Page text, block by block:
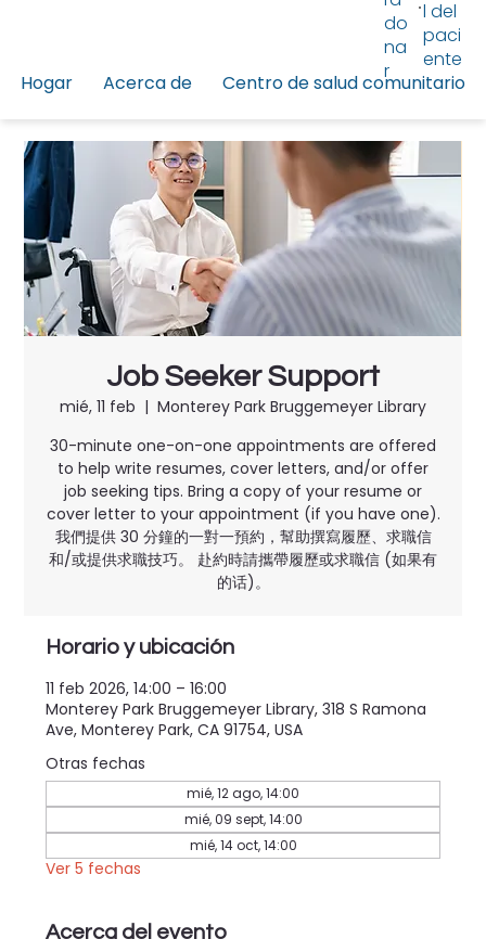
Hogar Acerca de Centro de salud comunitario
do
na
r
l del
paci
ente
Job Seeker Support
mié, 11 feb
  |
Monterey Park Bruggemeyer Library
30-minute one-on-one appointments are offered
to help write resumes, cover letters, and/or offer
job seeking tips. Bring a copy of your resume or
cover letter to your appointment (if you have one).
我們提供 30 分鐘的一對一預約，幫助撰寫履歷、求職信
和/或提供求職技巧。 赴約時請攜帶履歷或求職信 (如果有
的话)。
Horario y ubicación
11 feb 2026, 14:00 – 16:00
Monterey Park Bruggemeyer Library, 318 S Ramona
Ave, Monterey Park, CA 91754, USA
Otras fechas
mié, 12 ago, 14:00
mié, 09 sept, 14:00
mié, 14 oct, 14:00
Ver 5 fechas
Acerca del evento